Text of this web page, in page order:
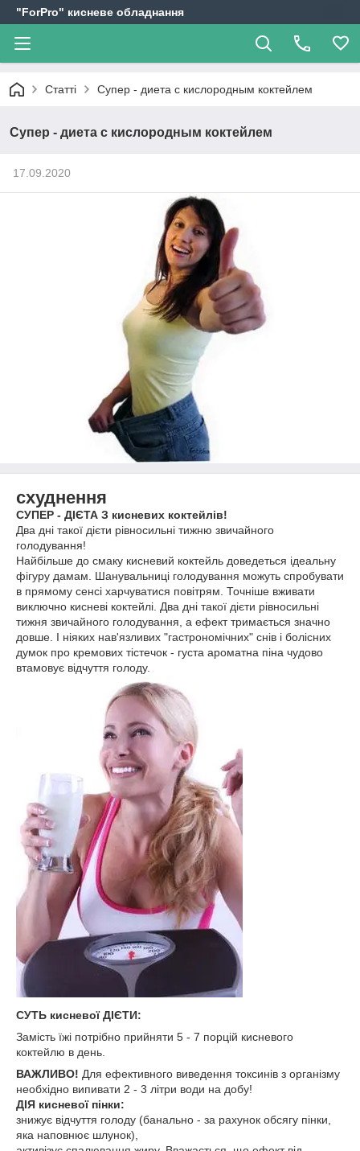
"ForPro" кисневе обладнання
Статті Супер - диета с кислородным коктейлем
Супер - диета с кислородным коктейлем
17.09.2020
схуднення
СУПЕР - ДІЄТА З кисневих коктейлів!
Два дні такої дієти рівносильні тижню звичайного
голодування!
Найбільше до смаку кисневий коктейль доведеться ідеальну
фігуру дамам. Шанувальниці голодування можуть спробувати
в прямому сенсі харчуватися повітрям. Точніше вживати
виключно кисневі коктейлі. Два дні такої дієти рівносильні
тижня звичайного голодування, а ефект тримається значно
довше. І ніяких нав'язливих "гастрономічних" снів і болісних
думок про кремових тістечок - густа ароматна піна чудово
втамовує відчуття голоду.
СУТЬ кисневої ДІЄТИ:
Замість їжі потрібно прийняти 5 - 7 порцій кисневого
коктейлю в день.
ВАЖЛИВО! Для ефективного виведення токсинів з організму
необхідно випивати 2 - 3 літри води на добу!
ДІЯ кисневої пінки:
знижує відчуття голоду (банально - за рахунок обсягу пінки,
яка наповнює шлунок),